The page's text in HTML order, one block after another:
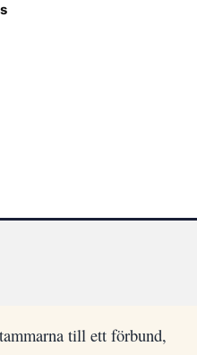
till ett förbund,